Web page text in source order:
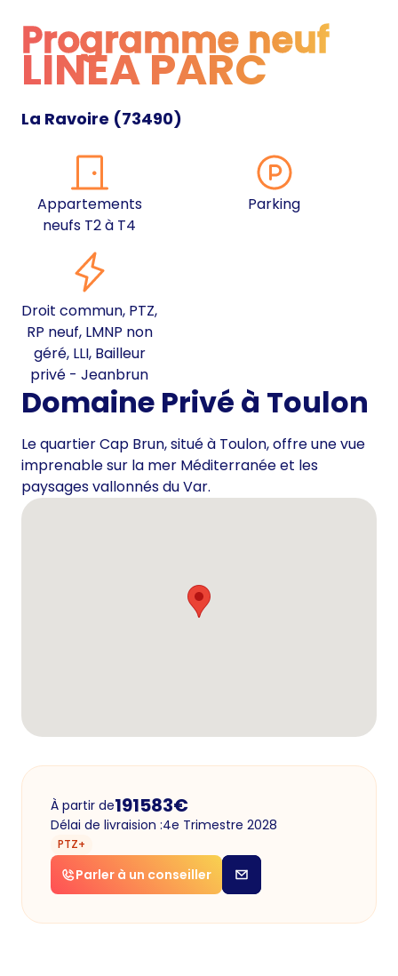
Programme neuf
Programme neuf
LINEA PARC
La Ravoire (73490)
Appartements
neufs T2 à T4
Parking
Droit commun, PTZ,
RP neuf, LMNP non
géré, LLI, Bailleur
privé - Jeanbrun
Domaine Privé à Toulon
Le quartier Cap Brun, situé à Toulon, offre une vue
imprenable sur la mer Méditerranée et les
paysages vallonnés du Var.
À partir de191583€
Délai de livraision :4e Trimestre 2028
PTZ+
Parler à un conseiller